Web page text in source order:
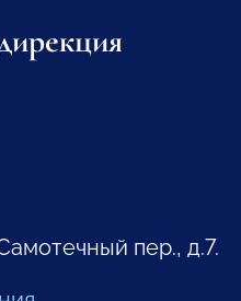
пер., д.7.